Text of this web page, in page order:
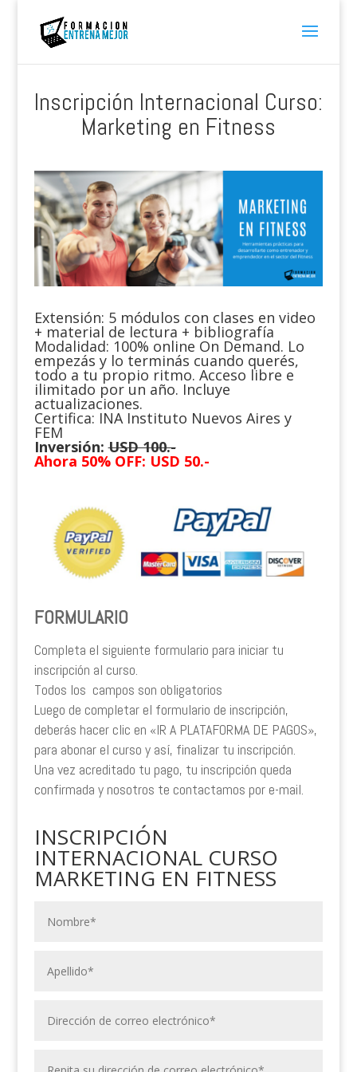
Inscripción Internacional Curso:
Marketing en Fitness
Extensión: 5 módulos con clases en video
+ material de lectura + bibliografía
Modalidad: 100% online On Demand. Lo
empezás y lo terminás cuando querés,
todo a tu propio ritmo. Acceso libre e
ilimitado por un año. Incluye
actualizaciones.
Certifica: INA Instituto Nuevos Aires y
FEM
Inversión:USD 100.-
Ahora 50% OFF: USD 50.-
FORMULARIO
Completa el siguiente formulario para iniciar tu
inscripción al curso.
Todos los campos son obligatorios
Luego de completar el formulario de inscripción,
deberás hacer clic en «IR A PLATAFORMA DE PAGOS»,
para abonar el curso y así, finalizar tu inscripción.
Una vez acreditado tu pago, tu inscripción queda
confirmada y nosotros te contactamos por e-mail.
INSCRIPCIÓN
INTERNACIONAL CURSO
MARKETING EN FITNESS